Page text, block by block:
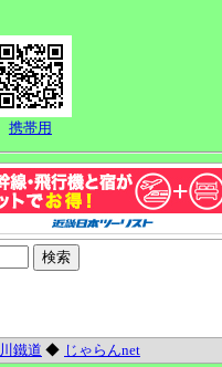
携帯用
鐵道 ◆ じゃらんnet